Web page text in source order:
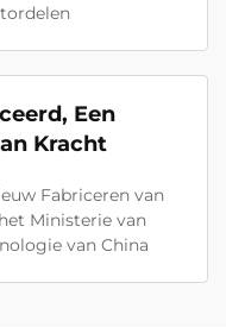
Een
Kracht
Fabriceren van
Ministerie van
van China